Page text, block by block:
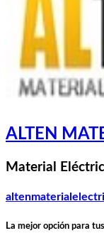
ALTEN
Material
La mejor opción para